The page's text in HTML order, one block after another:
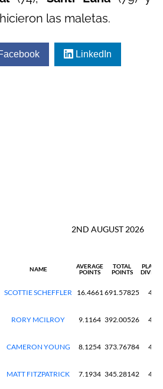
las maletas.
LinkedIn